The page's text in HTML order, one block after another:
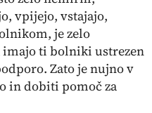
vpijejo, vstajajo,
je zelo
imajo ti bolniki ustrezen
Zato je nujno v
in dobiti pomoč za